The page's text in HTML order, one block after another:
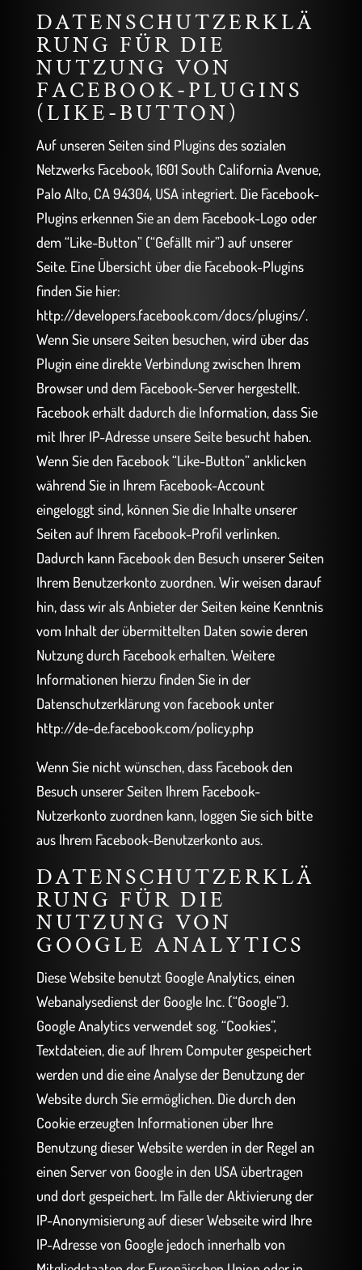
DATENSCHUTZERKLÄ
RUNG FÜR DIE
NUTZUNG VON
FACEBOOK-PLUGINS
(LIKE-BUTTON)
Auf unseren Seiten sind Plugins des sozialen
Netzwerks Facebook, 1601 South California Avenue,
Palo Alto, CA 94304, USA integriert. Die Facebook-
Plugins erkennen Sie an dem Facebook-Logo oder
dem “Like-Button” (“Gefällt mir”) auf unserer
Seite. Eine Übersicht über die Facebook-Plugins
finden Sie hier:
http://developers.facebook.com/docs/plugins/.
Wenn Sie unsere Seiten besuchen, wird über das
Plugin eine direkte Verbindung zwischen Ihrem
Browser und dem Facebook-Server hergestellt.
Facebook erhält dadurch die Information, dass Sie
mit Ihrer IP-Adresse unsere Seite besucht haben.
Wenn Sie den Facebook “Like-Button” anklicken
während Sie in Ihrem Facebook-Account
eingeloggt sind, können Sie die Inhalte unserer
Seiten auf Ihrem Facebook-Profil verlinken.
Dadurch kann Facebook den Besuch unserer Seiten
Ihrem Benutzerkonto zuordnen. Wir weisen darauf
hin, dass wir als Anbieter der Seiten keine Kenntnis
vom Inhalt der übermittelten Daten sowie deren
Nutzung durch Facebook erhalten. Weitere
Informationen hierzu finden Sie in der
Datenschutzerklärung von facebook unter
http://de-de.facebook.com/policy.php
Wenn Sie nicht wünschen, dass Facebook den
Besuch unserer Seiten Ihrem Facebook-
Nutzerkonto zuordnen kann, loggen Sie sich bitte
aus Ihrem Facebook-Benutzerkonto aus.
DATENSCHUTZERKLÄ
RUNG FÜR DIE
NUTZUNG VON
GOOGLE ANALYTICS
Diese Website benutzt Google Analytics, einen
Webanalysedienst der Google Inc. (“Google”).
Google Analytics verwendet sog. “Cookies”,
Textdateien, die auf Ihrem Computer gespeichert
werden und die eine Analyse der Benutzung der
Website durch Sie ermöglichen. Die durch den
Cookie erzeugten Informationen über Ihre
Benutzung dieser Website werden in der Regel an
einen Server von Google in den USA übertragen
und dort gespeichert. Im Falle der Aktivierung der
IP-Anonymisierung auf dieser Webseite wird Ihre
IP-Adresse von Google jedoch innerhalb von